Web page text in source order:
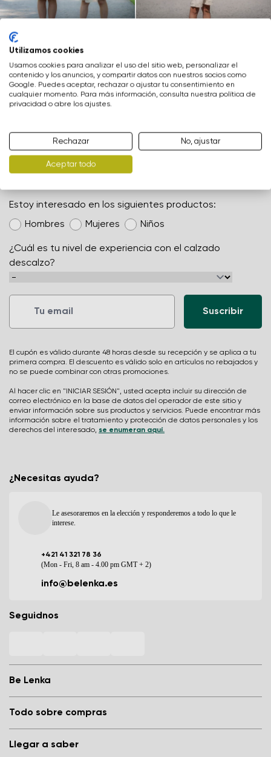
Selecciona un idioma
Suscríbete a nuestra newsletter
para obtener un 10% de descuento en tu primera
compra, así como para estar informado/a sobre las
últimas novedades y promociones especiales de Be
Estoy interesado en los siguientes productos:
Hombres
Mujeres Niños
¿Cuál es tu nivel de experiencia con el calzado
descalzo?
El cupón es válido durante 48 horas desde su recepción y se aplica a tu
primera compra. El descuento es válido solo en artículos no rebajados y
no se puede combinar con otras promociones.
Al hacer clic en "INICIAR SESIÓN", usted acepta incluir su dirección de
correo electrónico en la base de datos del operador de este sitio y
enviar información sobre sus productos y servicios. Puede encontrar más
información sobre el tratamiento y protección de datos personales y los
derechos del interesado, se enumeran aquí.
Be Lenka
Store Locator
Be Lenka en medios de comunicación
Todo sobre compras
Acceso
Llegar a saber
¿Necesitas ayuda?
Le asesoraremos en la elección y responderemos a todo lo que le
interese.
+421 41 321 78 36
(Mon - Fri, 8 am - 4.00 pm GMT + 2)
info@belenka.es
Seguidnos
Utilizamos cookies
Usamos cookies para analizar el uso del sitio web, personalizar el
contenido y los anuncios, y compartir datos con nuestros socios como
Google. Puedes aceptar, rechazar o ajustar tu consentimiento en
cualquier momento. Para más información, consulta nuestra política de
privacidad o abre los ajustes.
Rechazar No, ajustar
Aceptar todo